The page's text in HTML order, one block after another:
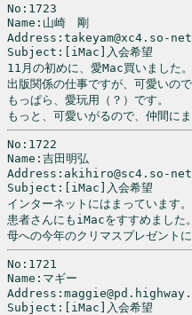
No:1723
Name:山崎　剛
Address:takeyam@xc4.so-
Subject:[iMac]入会希望
11月の初めに、愛Mac買いました。
出版関係の仕事ですが、可愛いの
もっぱら、愛玩用（？）です。
No:1722
Name:吉田明弘
Address:akihiro@sc4.so-
Subject:[iMac]入会希望
インターネットにはまっています。
患者さんにもiMacをすすめました。
母への今年のクリマスプレゼントに
No:1721
Name:マギー
Subject:[iMac]入会希望